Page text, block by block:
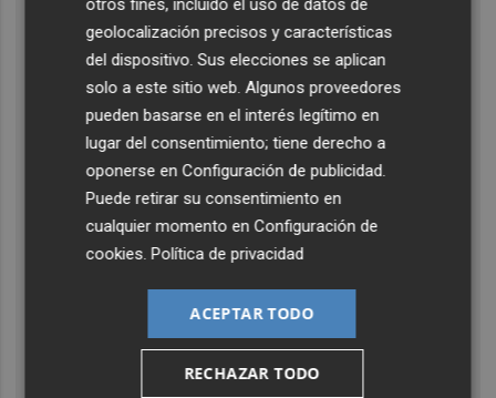
Comarca y empresa
El Gobierno destina 22,8
geolocalización precisos y características
del dispositivo. Sus elecciones se aplican
solo a este sitio web. Algunos proveedores
pueden basarse en el interés legítimo en
lugar del consentimiento; tiene derecho a
oponerse enConfiguración de publicidad
Puede retirar su consentimiento en
cualquier momento enConfiguración de
cookies .Política de privacidad
ACEPTAR TODO
RECHAZAR TODO